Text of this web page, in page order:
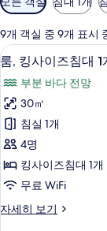
실
에
사
용
가
능
한
필
터
9개 객실 중 9개 표시
룸,
킹
사
이
즈
침
대
개
룸, 킹사이즈침대
부분 바다 전망
30㎡
침실 1개
4명
킹사이즈침대 1개
무료 WiFi
자세히 보기
룸,